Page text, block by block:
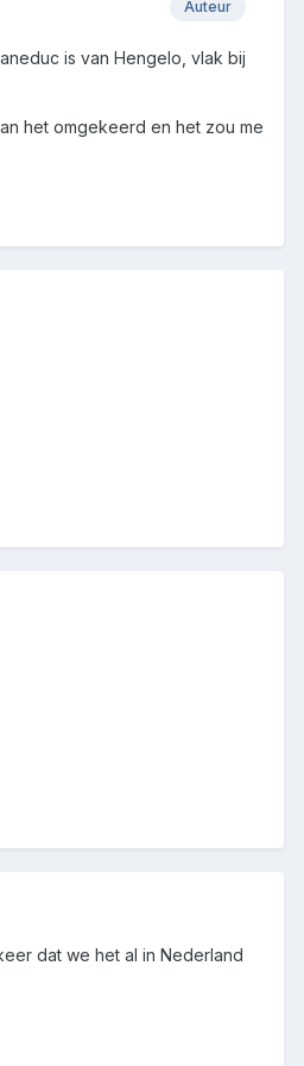
Auteur
is van Hengelo, vlak bij
het omgekeerd en het zou me
dat we het al in Nederland